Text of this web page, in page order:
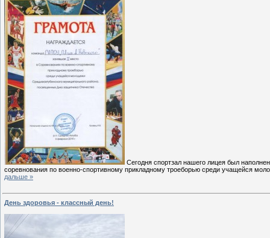
Сегодня спортзал нашего лицея был
соревнования по военно-спортивному прикладному троеборью среди учащейся
дальше »
День здоровья - классный день!